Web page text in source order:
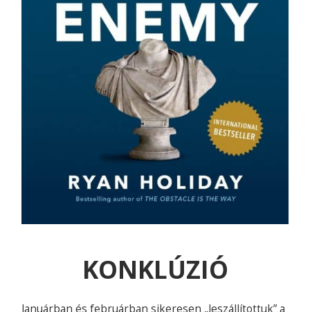
KONKLÚZIÓ
Januárban és februárban sikeresen „leszállítottuk” a